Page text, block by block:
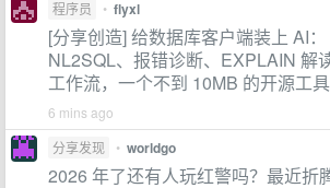
程序员
• flyxl
[分享创造] 给数据库客户端装上 AI：
NL2SQL、报错诊断、EXPLAIN 解
工作流，一个不到 10MB 的开源工具
6 mins ago
分享发现
• worldgo
2026 年了还有人玩红警吗？最近折